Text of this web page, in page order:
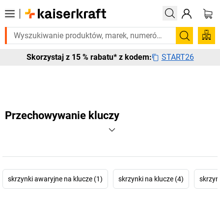
ciągu 2-3 dni roboczych. Sprawdź naszą ofertę z szybką dostawą
Szukaj
Skorzystaj z 15 % rabatu* z kodem: START26
Przechowywanie kluczy
skrzynki awaryjne na klucze (1) skrzynki na klucze (4)